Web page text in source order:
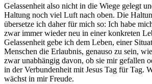
Gelassenheit also nicht in die Wiege gelegt
Haltung noch viel Luft nach oben. Die
übersetze ich daher für mich so: Ich habe
zwar immer wieder neu in einer konkreten
Gelassenheit gebe ich dem Leben, einer
Menschen die Erlaubnis, genauso zu sein,
zwar unabhängig davon, ob sie mir gefallen
in der Verbundenheit mit Jesus Tag für Tag.
wächst in mir Freude.